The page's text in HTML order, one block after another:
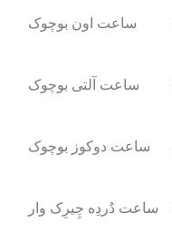
ساعت اون بوچوک
ساعت آلتی بوچوک
ساعت دوکوز بوچوک
ساعت دُردِه چِیرِک وار